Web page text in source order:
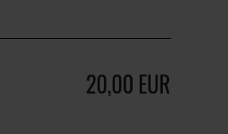
20,00 EUR